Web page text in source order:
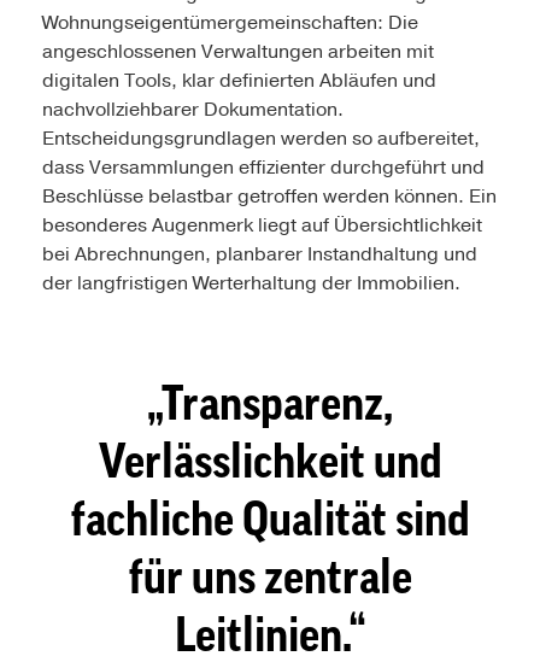
Wohnungseigentümergemeinschaften: Die
angeschlossenen Verwaltungen arbeiten mit
digitalen Tools, klar definierten Abläufen und
nachvollziehbarer Dokumentation.
Entscheidungsgrundlagen werden so aufbereitet,
dass Versammlungen effizienter durchgeführt und
Beschlüsse belastbar getroffen werden können. Ein
besonderes Augenmerk liegt auf Übersichtlichkeit
bei Abrechnungen, planbarer Instandhaltung und
der langfristigen Werterhaltung der Immobilien.
Transparenz,
Verlässlichkeit und
fachliche Qualität sind
für uns zentrale
Leitlinien.